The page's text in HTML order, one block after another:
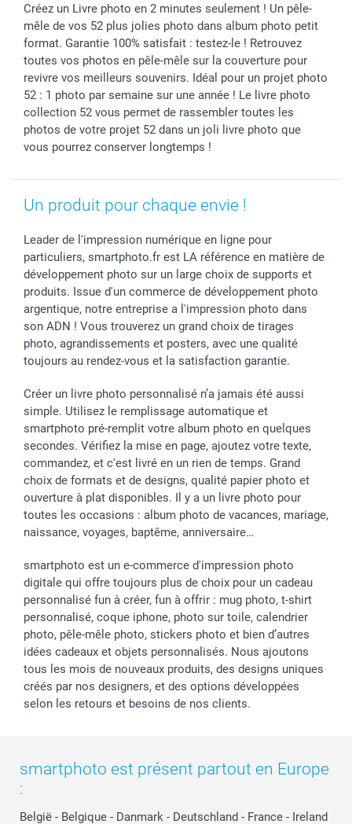
Toussaint
Rentrée des classes
Saint-Valentin
Vacances
Tarifs
Partenariats & Influence
Investisseurs
Modes de paiement
Grandes quantités
Statut de ma commande
Créez un Livre photo en 2 minutes seulement ! Un pêle-
mêle de vos 52 plus jolies photo dans album photo petit
format. Garantie 100% satisfait : testez-le ! Retrouvez
toutes vos photos en pêle-mêle sur la couverture pour
revivre vos meilleurs souvenirs. Idéal pour un projet photo
52 : 1 photo par semaine sur une année ! Le livre photo
collection 52 vous permet de rassembler toutes les
photos de votre projet 52 dans un joli livre photo que
vous pourrez conserver longtemps !
Un produit pour chaque envie !
Leader de l'impression numérique en ligne pour
particuliers, smartphoto.fr est LA référence en matière de
développement photo sur un large choix de supports et
produits. Issue d'un commerce de développement photo
argentique, notre entreprise a l'impression photo dans
son ADN ! Vous trouverez un grand choix de tirages
photo, agrandissements et posters, avec une qualité
toujours au rendez-vous et la satisfaction garantie.
Créer un livre photo personnalisé n’a jamais été aussi
simple. Utilisez le remplissage automatique et
smartphoto pré-remplit votre album photo en quelques
secondes. Vérifiez la mise en page, ajoutez votre texte,
commandez, et c'est livré en un rien de temps. Grand
choix de formats et de designs, qualité papier photo et
ouverture à plat disponibles. Il y a un livre photo pour
toutes les occasions : album photo de vacances, mariage,
naissance, voyages, baptême, anniversaire…
smartphoto est un e-commerce d'impression photo
digitale qui offre toujours plus de choix pour un cadeau
personnalisé fun à créer, fun à offrir : mug photo, t-shirt
personnalisé, coque iphone, photo sur toile, calendrier
photo, pêle-mêle photo, stickers photo et bien d’autres
idées cadeaux et objets personnalisés. Nous ajoutons
tous les mois de nouveaux produits, des designs uniques
créés par nos designers, et des options développées
selon les retours et besoins de nos clients.
smartphoto est présent partout en Europe
:
België - Belgique - Danmark - Deutschland - France - Ireland